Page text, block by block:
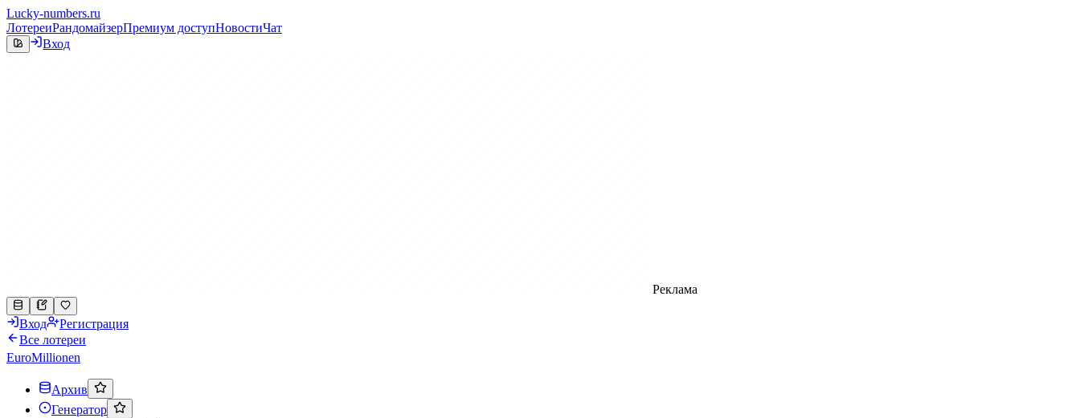
Lucky-numbers.ru
ЛотереиРандомайзерПремиум доступНовостиЧат
Вход
Реклама
Вход
Регистрация
Все лотереи
EuroMillionen
Архив
Генератор